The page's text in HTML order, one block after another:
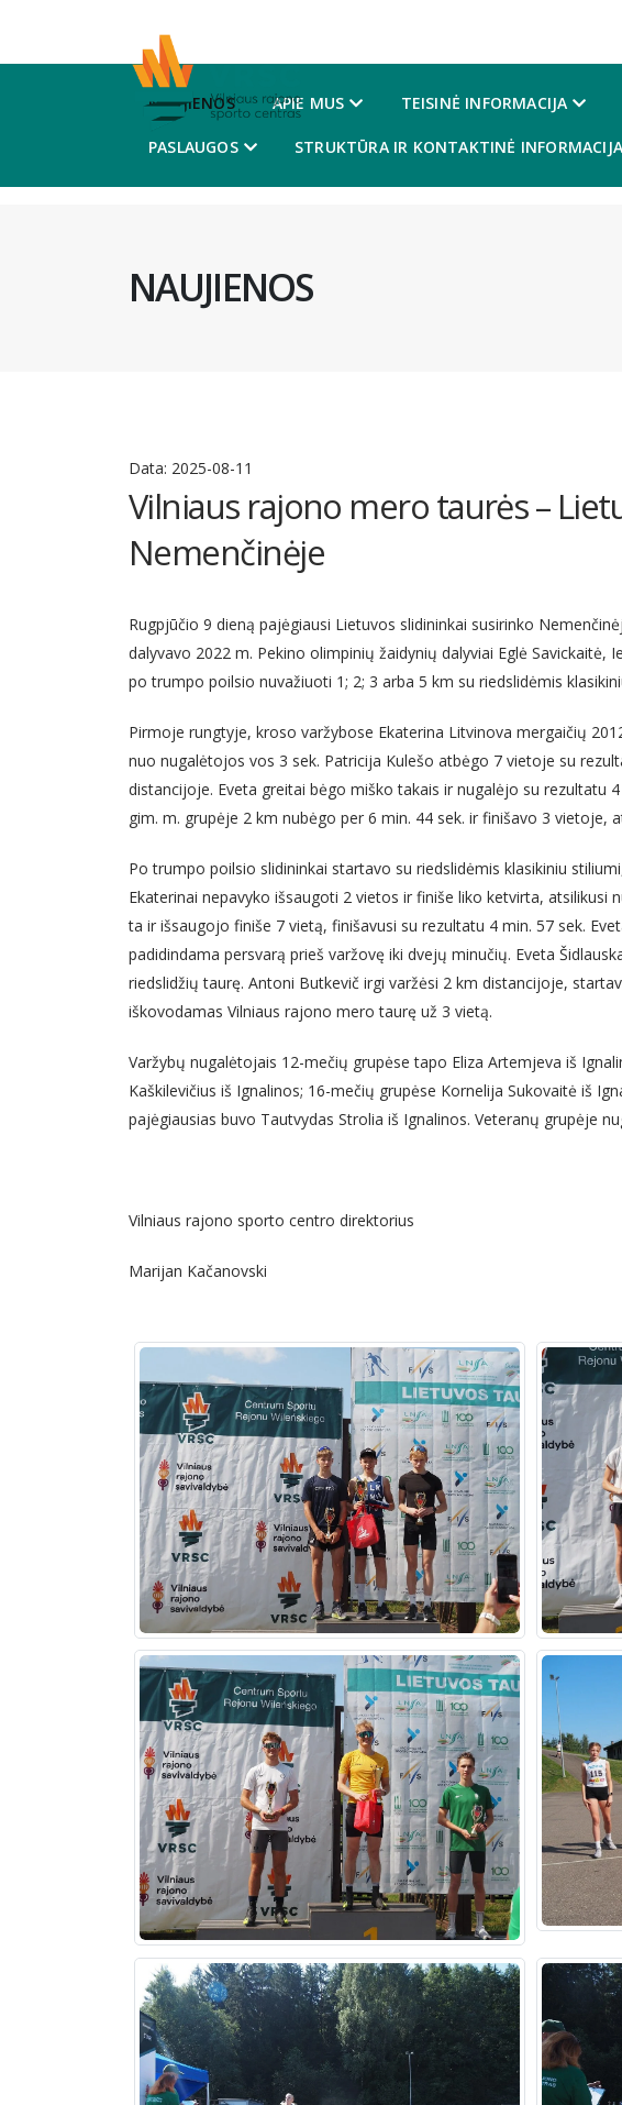
NAUJIENOS APIE MUS TEISINĖ INFORMACIJA
PASLAUGOS STRUKTŪRA IR KONTAKTINĖ INFORMACIJA
NAUJIENOS
Data: 2025-08-11
Vilniaus rajono mero taurės –
Nemenčinėje
Rugpjūčio 9 dieną pajėgiausi Lietuvos slidininkai susirinko
dalyvavo 2022 m. Pekino olimpinių žaidynių dalyviai Eglė
po trumpo poilsio nuvažiuoti 1; 2; 3 arba 5 km su riedslidėmis
Pirmoje rungtyje, kroso varžybose Ekaterina Litvinova mergaičių
nuo nugalėtojos vos 3 sek. Patricija Kulešo atbėgo 7 vietoje su
distancijoje. Eveta greitai bėgo miško takais ir nugalėjo su rezultatu
gim. m. grupėje 2 km nubėgo per 6 min. 44 sek. ir finišavo 3 vietoje,
Po trumpo poilsio slidininkai startavo su riedslidėmis klasikiniu
Ekaterinai nepavyko išsaugoti 2 vietos ir finiše liko ketvirta,
ta ir išsaugojo finiše 7 vietą, finišavusi su rezultatu 4 min. 57 sek.
padidindama persvarą prieš varžovę iki dvejų minučių. Eveta
riedslidžių taurę. Antoni Butkevič irgi varžėsi 2 km distancijoje,
iškovodamas Vilniaus rajono mero taurę už 3 vietą.
Varžybų nugalėtojais 12-mečių grupėse tapo Eliza Artemjeva iš
Kaškilevičius iš Ignalinos; 16-mečių grupėse Kornelija Sukovaitė iš
pajėgiausias buvo Tautvydas Strolia iš Ignalinos. Veteranų grupėje
Vilniaus rajono sporto centro direktorius
Marijan Kačanovski